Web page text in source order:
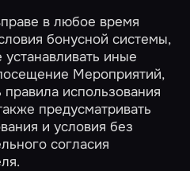
в любое время
бонусной системы,
устанавливать иные
Мероприятий,
правила использования
предусматривать
и условия без
согласия